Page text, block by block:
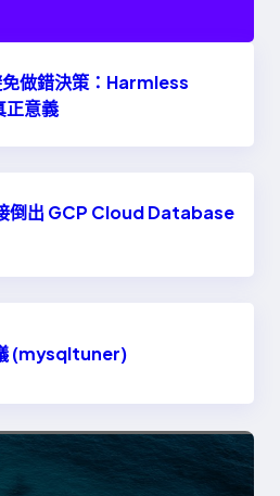
做錯決策：Harmless
意義
倒出 GCP Cloud Database
(mysqltuner)